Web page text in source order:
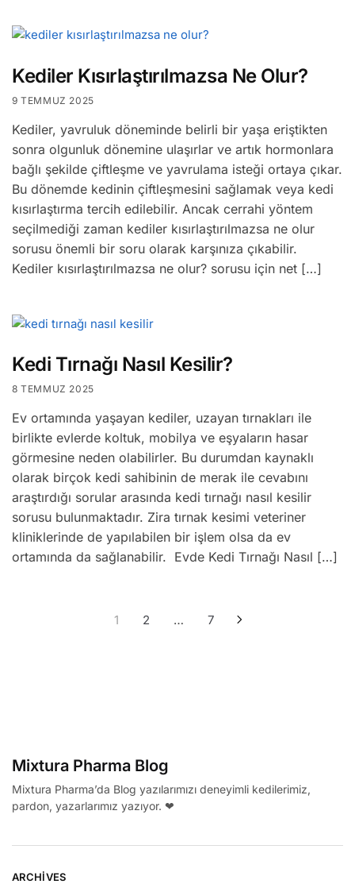
Kediler Kısırlaştırılmazsa Ne Olur?
9 TEMMUZ 2025
Kediler, yavruluk döneminde belirli bir yaşa eriştikten
sonra olgunluk dönemine ulaşırlar ve artık hormonlara
bağlı şekilde çiftleşme ve yavrulama isteği ortaya çıkar.
Bu dönemde kedinin çiftleşmesini sağlamak veya kedi
kısırlaştırma tercih edilebilir. Ancak cerrahi yöntem
seçilmediği zaman kediler kısırlaştırılmazsa ne olur
sorusu önemli bir soru olarak karşınıza çıkabilir.
Kediler kısırlaştırılmazsa ne olur? sorusu için net […]
Kedi Tırnağı Nasıl Kesilir?
8 TEMMUZ 2025
Ev ortamında yaşayan kediler, uzayan tırnakları ile
birlikte evlerde koltuk, mobilya ve eşyaların hasar
görmesine neden olabilirler. Bu durumdan kaynaklı
olarak birçok kedi sahibinin de merak ile cevabını
araştırdığı sorular arasında kedi tırnağı nasıl kesilir
sorusu bulunmaktadır. Zira tırnak kesimi veteriner
kliniklerinde de yapılabilen bir işlem olsa da ev
ortamında da sağlanabilir. Evde Kedi Tırnağı Nasıl […]
1 2 … 7
Mixtura Pharma Blog
Mixtura Pharma’da Blog yazılarımızı deneyimli kedilerimiz,
pardon, yazarlarımız yazıyor. ❤
ARCHIVES